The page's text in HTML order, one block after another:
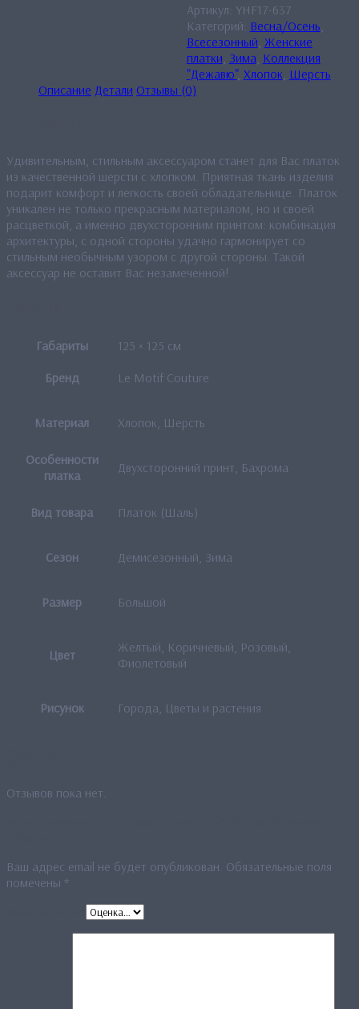
Артикул: YHF17-637
Категорий: Весна/Осень
Всесезонный Женские
платки Зима Коллекция
"Дежавю", Хлопок Шерсть
Описание Детали Отзывы (0)
Удивительным, стильным аксессуаром станет для Вас платок
из качественной шерсти с хлопком. Приятная ткань изделия
подарит комфорт и легкость своей обладательнице. Платок
уникален не только прекрасным материалом, но и своей
расцветкой, а именно двухсторонним принтом: комбинация
архитектуры, с одной стороны удачно гармонирует со
стильным необычным узором с другой стороны. Такой
аксессуар не оставит Вас незамеченной!
Габариты
125 × 125 см
Бренд
Le Motif Couture
Материал Хлопок, Шерсть
Особенности
платка
Двухсторонний принт, Бахрома
Вид товара Платок (Шаль)
Сезон Демисезонный, Зима
Размер Большой
Цвет
Желтый, Коричневый, Розовый,
Фиолетовый
Рисунок Города, Цветы и растения
Отзывов пока нет.
Ваш адрес email не будет опубликован. Обязательные поля
помечены *